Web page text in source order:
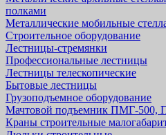
полками
Металлические мобильные
Строительное оборудование
Лестницы-стремянки
Профессиональные лестницы
Лестницы телескопические
Бытовые лестницы
Грузоподъемное оборудование
Мачтовой подъемник ПМГ-500,
Краны строительные